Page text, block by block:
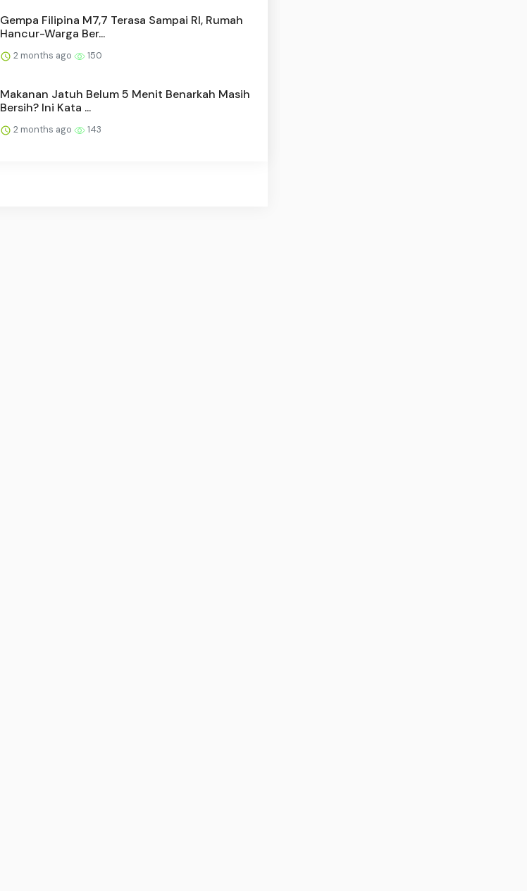
Gempa Filipina M7,7 Terasa Sampai RI, Rumah
Hancur-Warga Ber...
2 months ago 150
Makanan Jatuh Belum 5 Menit Benarkah Masih
Bersih? Ini Kata ...
2 months ago 143